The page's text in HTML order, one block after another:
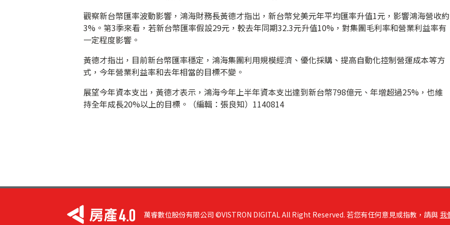
觀察新台幣匯率波動影響，鴻海財務長黃德才指出，新台幣兌美元年平均匯率升值1元，影響鴻海營收約
3%。第3季來看，若新台幣匯率假設29元，較去年同期32.3元升值10%，對集團毛利率和營業利益率有
一定程度影響。
黃德才指出，目前新台幣匯率穩定，鴻海集團利用規模經濟、優化採購、提高自動化控制營運成本等方
式，今年營業利益率和去年相當的目標不變。
展望今年資本支出，黃德才表示，鴻海今年上半年資本支出達到新台幣798億元、年增超過25%，也維
持全年成長20%以上的目標。（編輯：張良知）1140814
萬睿數位股份有限公司 ©VISTRON DIGITAL All Right Reserved. 若您有任何意見或指教，請與 我